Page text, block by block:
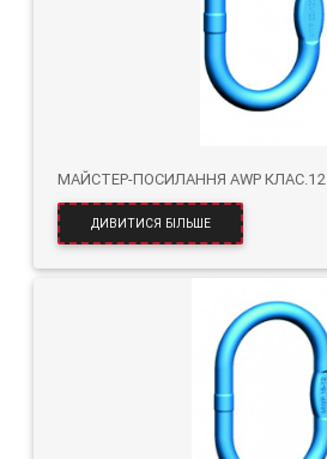
МАЙСТЕР-ПОСИЛАННЯ AWP КЛАС.12
ДИВИТИСЯ БІЛЬШЕ